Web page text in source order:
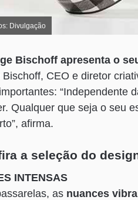
Divulgação
Bischoff apresenta o
Bischoff, CEO e diretor
“Independente
Qualquer que seja o seu
afirma.
a seleção do
INTENSAS
as nuances